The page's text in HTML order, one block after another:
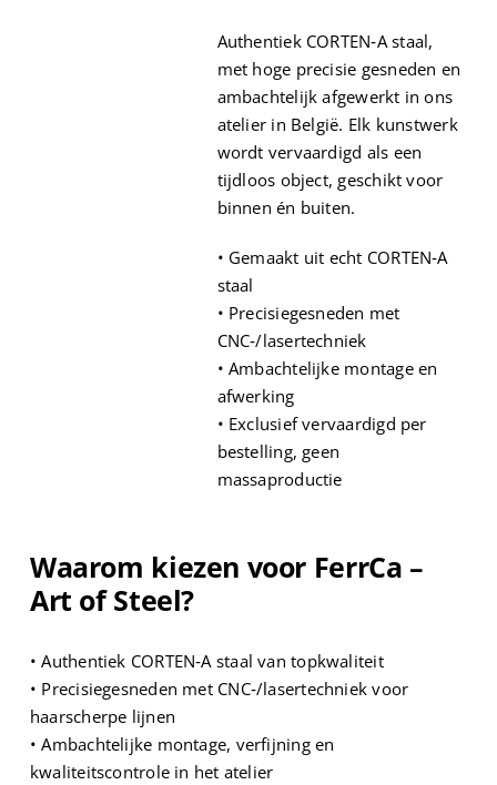
Authentiek CORTEN‑A staal,
met hoge precisie gesneden en
ambachtelijk afgewerkt in ons
atelier in België. Elk kunstwerk
wordt vervaardigd als een
tijdloos object, geschikt voor
binnen én buiten.
• Gemaakt uit echt CORTEN‑A
staal
• Precisiegesneden met
CNC‑/lasertechniek
• Ambachtelijke montage en
afwerking
• Exclusief vervaardigd per
bestelling, geen
massaproductie
Waarom kiezen voor FerrCa –
Art of Steel?
• Authentiek CORTEN‑A staal van topkwaliteit
• Precisiegesneden met CNC‑/lasertechniek voor
haarscherpe lijnen
• Ambachtelijke montage, verfijning en
kwaliteitscontrole in het atelier